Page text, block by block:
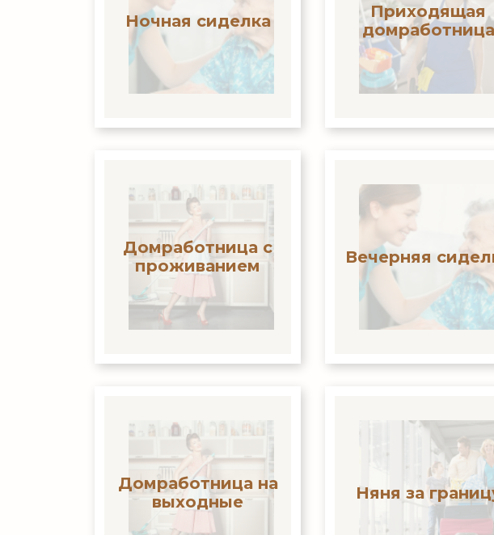
Ночная сиделка
Приходящая
домработница
Домработница с
проживанием
Вечерняя
Домработница на
выходные
Няня за